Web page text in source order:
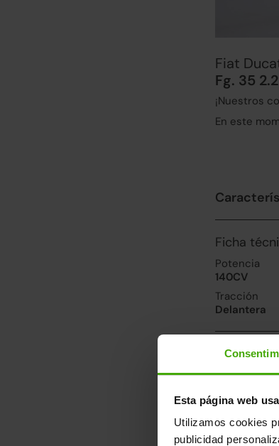
Esta página web
Utilizamos cookies
publicidad
Fiat
Fg. 35
¡Nuestros
En este
Ficha
Potencia
140CV
Tracción
Delantera
Velocidad